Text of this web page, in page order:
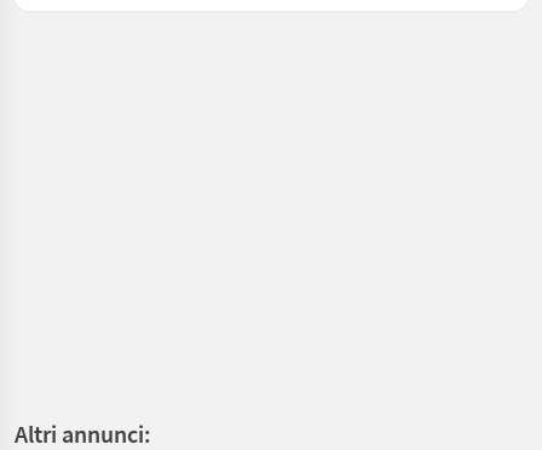
Altri annunci: